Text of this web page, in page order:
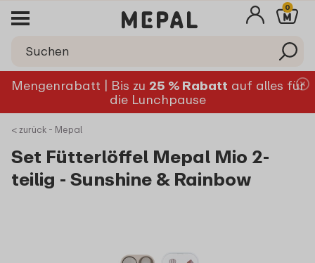
0
Mengenrabatt | Bis zu 25 % Rabatt auf alles für
die Lunchpause
< zurück - Mepal
Set Fütterlöffel Mepal Mio 2-
teilig - Sunshine & Rainbow